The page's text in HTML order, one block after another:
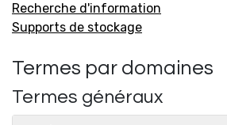
Recherche d'information
Supports de stockage
Termes par domaines
Termes généraux